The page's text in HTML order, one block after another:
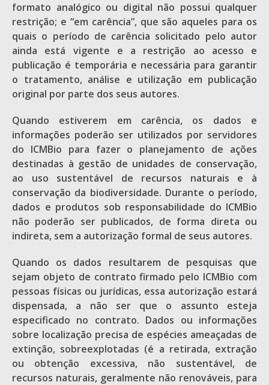
formato analógico ou digital não possui qualquer
restrição; e “em carência”, que são aqueles para os
quais o período de carência solicitado pelo autor
ainda está vigente e a restrição ao acesso e
publicação é temporária e necessária para garantir
o tratamento, análise e utilização em publicação
original por parte dos seus autores.
Quando estiverem em carência, os dados e
informações poderão ser utilizados por servidores
do ICMBio para fazer o planejamento de ações
destinadas à gestão de unidades de conservação,
ao uso sustentável de recursos naturais e à
conservação da biodiversidade. Durante o período,
dados e produtos sob responsabilidade do ICMBio
não poderão ser publicados, de forma direta ou
indireta, sem a autorização formal de seus autores.
Quando os dados resultarem de pesquisas que
sejam objeto de contrato firmado pelo ICMBio com
pessoas físicas ou jurídicas, essa autorização estará
dispensada, a não ser que o assunto esteja
especificado no contrato. Dados ou informações
sobre localização precisa de espécies ameaçadas de
extinção, sobreexplotadas (é a retirada, extração
ou obtenção excessiva, não sustentável, de
recursos naturais, geralmente não renováveis, para